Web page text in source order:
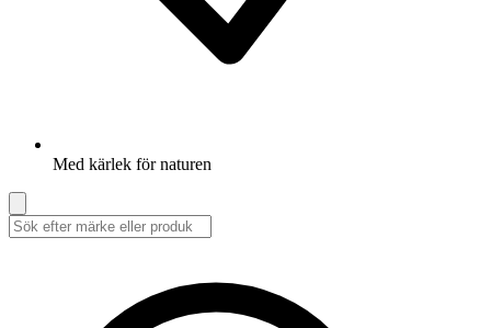
Med kärlek för naturen